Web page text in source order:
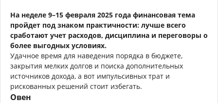
На неделе 9–15 февраля 2025 года финансовая тема
пройдет под знаком практичности: лучше всего
сработают учет расходов, дисциплина и переговоры о
более выгодных условиях.
Удачное время для наведения порядка в бюджете,
закрытия мелких долгов и поиска дополнительных
источников дохода, а вот импульсивных трат и
рискованных решений стоит избегать.
Овен